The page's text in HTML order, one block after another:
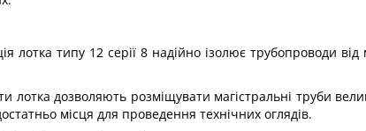
лотка типу 12 серії 8 надійно ізолює трубопроводи
лотка дозволяють розміщувати магістральні труби
місця для проведення технічних оглядів.